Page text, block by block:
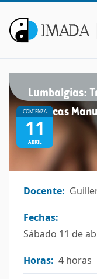
Lumbalgias:
Técnicas
COMIENZA
11
ABRIL
Docente:
Fechas:
Sábado 11 de
Horas: 4 horas